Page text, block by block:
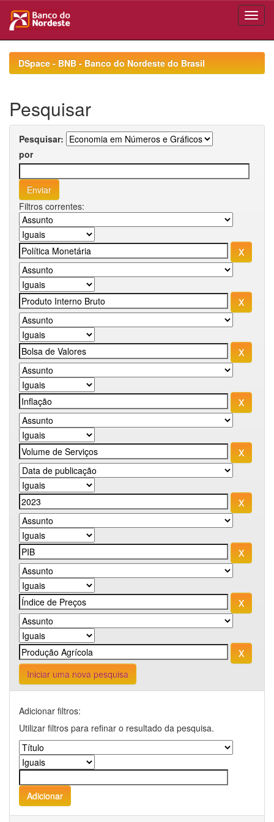
navigationDSpace - BNB - Banco do Nordeste do Brasil
Pesquisar
Pesquisar:
por
Filtros correntes:
Iniciar uma nova pesquisa
Adicionar filtros:
Utilizar filtros para refinar o resultado da pesquisa.